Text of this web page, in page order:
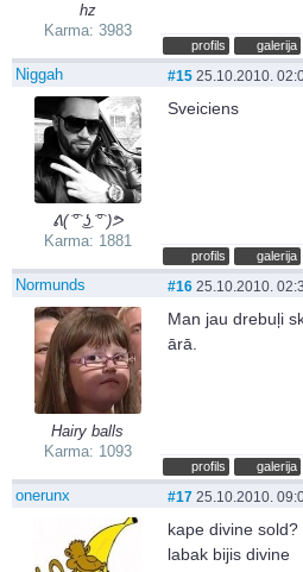
hz
Karma: 3983
profils galerija
Niggah
ᕕ( ͡° ͜ʖ ͡° )ᕗ
Karma: 1881
#15 25.10.2010.
Sveiciens
profils galerija
Normunds
Hairy balls
Karma: 1093
#16 25.10.2010.
Man jau drebuļi
ārā.
profils galerija
onerunx #17 25.10.2010.
kape divine
labak bijis divine